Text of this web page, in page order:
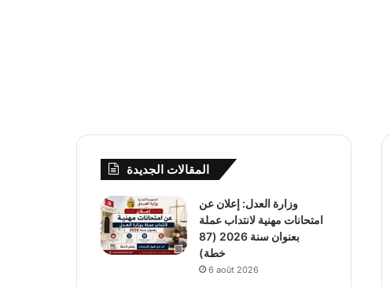
المقالات الجديدة
وزارة العدل: إعلان عن
امتحانات مهنية لانتداب عملة
بعنوان سنة 2026 (87
خطة)
6 août 2026